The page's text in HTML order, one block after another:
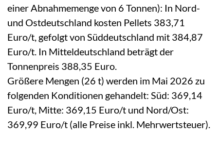
einer Abnahmemenge von 6 Tonnen): In Nord-
und Ostdeutschland kosten Pellets 383,71
Euro/t, gefolgt von Süddeutschland mit 384,87
Euro/t. In Mitteldeutschland beträgt der
Tonnenpreis 388,35 Euro.
Größere Mengen (26 t) werden im Mai 2026 zu
folgenden Konditionen gehandelt: Süd: 369,14
Euro/t, Mitte: 369,15 Euro/t und Nord/Ost:
369,99 Euro/t (alle Preise inkl. Mehrwertsteuer).